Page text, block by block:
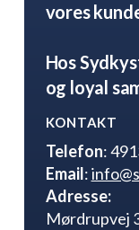
vores
Hos
og loyal
KONTAKT
Telefon:
Email:
Adresse:
Mørdrupvej